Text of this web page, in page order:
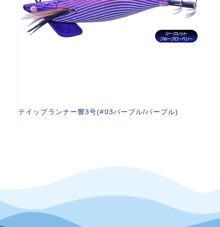
テイップランナー響3号(#03パープル/パープル)